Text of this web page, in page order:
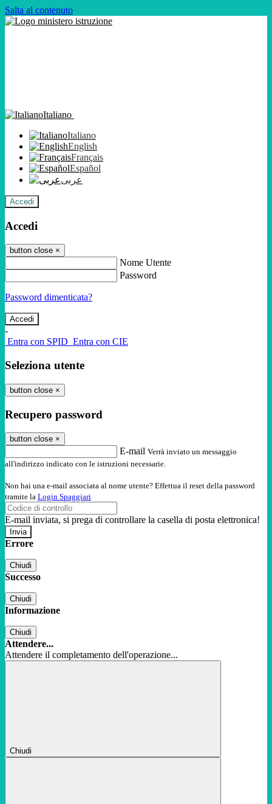
Salta al contenuto
Italiano
Italiano
English
Français
Español
عربى
Accedi
Accedi
button close ×
Nome Utente
Password
Password dimenticata?
-
Entra con SPID Entra con CIE
Seleziona utente
button close ×
Recupero password
button close ×
E-mail Verrà inviato un messaggio
all'indirizzo indicato con le istruzioni necessarie.
Non hai una e-mail associata al nome utente? Effettua il reset della password
tramite la Login Spaggiari
E-mail inviata, si prega di controllare la casella di posta elettronica!
Errore
Chiudi
Successo
Chiudi
Informazione
Chiudi
Attendere...
Attendere il completamento dell'operazione...
Chiudi